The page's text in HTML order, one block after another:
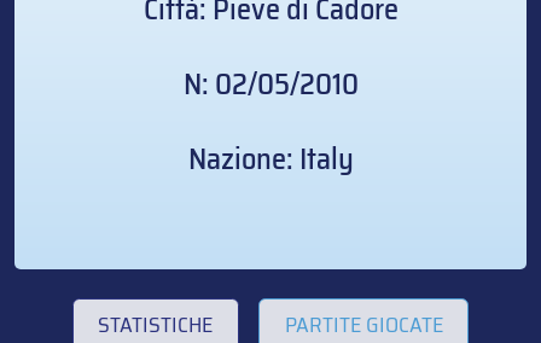
Città: Pieve di Cadore
N: 02/05/2010
Nazione: Italy
STATISTICHE PARTITE GIOCATE